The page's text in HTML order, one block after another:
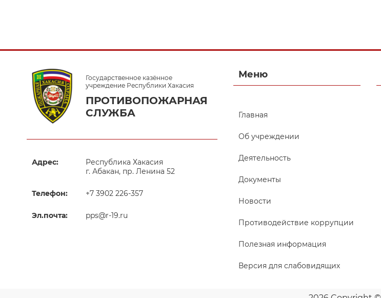
Государственное казённое
учреждение Республики Хакасия
ПРОТИВОПОЖАРНАЯ
СЛУЖБА
Адрес:
Республика Хакасия
г. Абакан, пр. Ленина 52
Телефон: +7 3902 226-357
Эл.почта: pps@r-19.ru
Меню
Главная
Об учреждении
Деятельность
Документы
Новости
Противодействие коррупции
Полезная информация
Версия для слабовидящих